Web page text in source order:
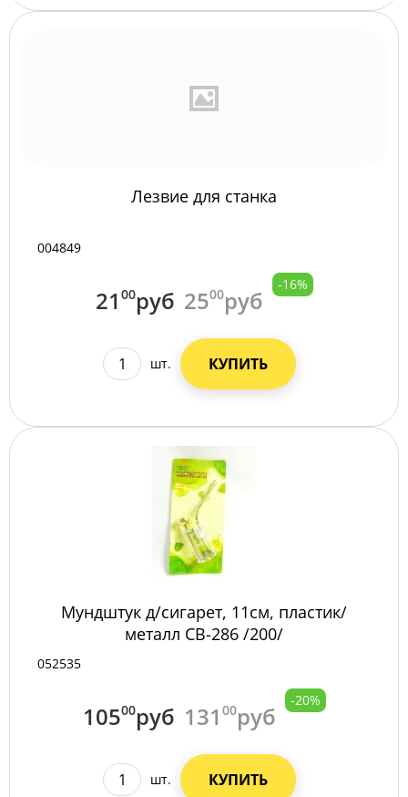
Лезвие для станка
004849
21 00руб 2500руб
-16%
шт. КУПИТЬ
Мундштук д/сигарет, 11см, пластик/
металл СВ-286 /200/
052535
10500руб 131 00руб
-20%
шт. КУПИТЬ